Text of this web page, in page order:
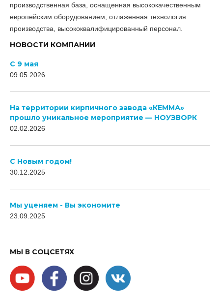
производственная база, оснащенная высококачественным
европейским оборудованием, отлаженная технология
производства, высококвалифицированный персонал.
НОВОСТИ КОМПАНИИ
С 9 мая
09.05.2026
На территории кирпичного завода «КЕММА»
прошло уникальное мероприятие — НОУЗВОРК
02.02.2026
C Новым годом!
30.12.2025
Мы уценяем - Вы экономите
23.09.2025
МЫ В СОЦСЕТЯХ